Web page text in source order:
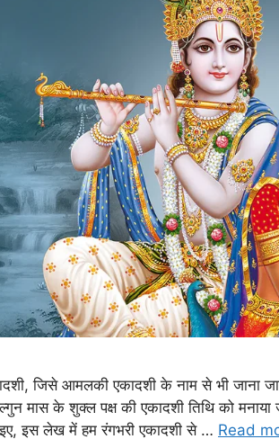
जिसे आमलकी एकादशी के नाम से भी जाना
मास के शुक्ल पक्ष की एकादशी तिथि को मनाया
इस लेख में हम रंगभरी एकादशी से … Read